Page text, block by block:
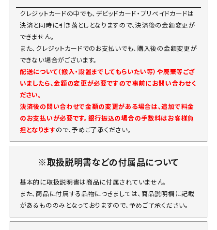
クレジットカードの中でも、デビッドカード・プリベイドカードは
決済と同時に引き落としとなりますので、決済後の金額変更が
できません。
また、クレジットカードでのお支払いでも、購入後の金額変更が
できない場合がございます。
配送について（搬入・設置までしてもらいたい等）や廃棄等ござ
いましたら、金額の変更が必要ですので事前にお問い合わせく
ださい。
決済後の問い合わせで金額の変更がある場合は、追加で料金
のお支払いが必要です。銀行振込の場合の手数料はお客様負
担となりますので、予めご了承ください。
※取扱説明書などの付属品について
基本的に取扱説明書は商品に付属されていません。
また、商品に付属する品物につきましては、商品説明欄に記載
があるもののみとなっておりますので、予めご了承ください。